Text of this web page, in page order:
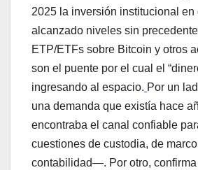
2025 la inversión institucional en
alcanzado niveles sin
ETP/ETFs sobre Bitcoin y otros
son el puente por el cual el
ingresando al espacio. Por un
una demanda que existía hace
encontraba el canal confiable
cuestiones de custodia, de
contabilidad—. Por otro,